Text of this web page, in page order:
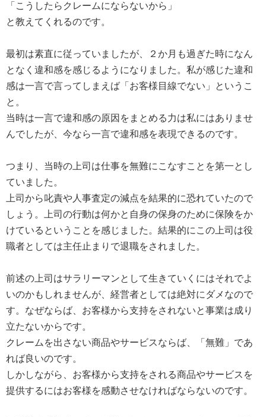
「こうしたらクレームにならないから」
と教えてくれるのです。
最初は素直に従っていましたが、２か月も過ぎた時になん
となく違和感を感じるようになりました。私が感じた違和
感は一言で言ってしまえば「お客様目線でない」というこ
と。
当時は一言で違和感の原因をまとめる力は私にはありませ
んでしたが、今なら一言で違和感を表現できるのです。
つまり、当時の上司は仕事を無難にこなすことを第一とし
ていました。
上司から叱責や人事査定の減点を結果的に恐れていたので
しょう。上司の行動は何かと自身の保身のために保険をか
けているということを感じました。結果的にこの上司は役
職者としては主任止まりで退職をされました。
前述の上司はサラリーマンとして生きていくにはそれでよ
いのかもしれませんが、経営者としては絶対にダメなので
す。なぜならば、お客様から支持をされないと事業は成り
立たないからです。
クレームを出さない商品やサービスならば、「無難」であ
れば良いのです。
しかしながら、お客様から支持をされる商品やサービスを
提供するにはお客様を感動させなければならないのです。